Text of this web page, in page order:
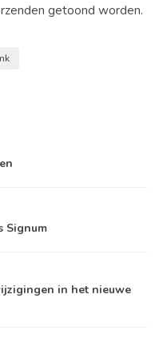
getoond worden.
Signum
in het nieuwe